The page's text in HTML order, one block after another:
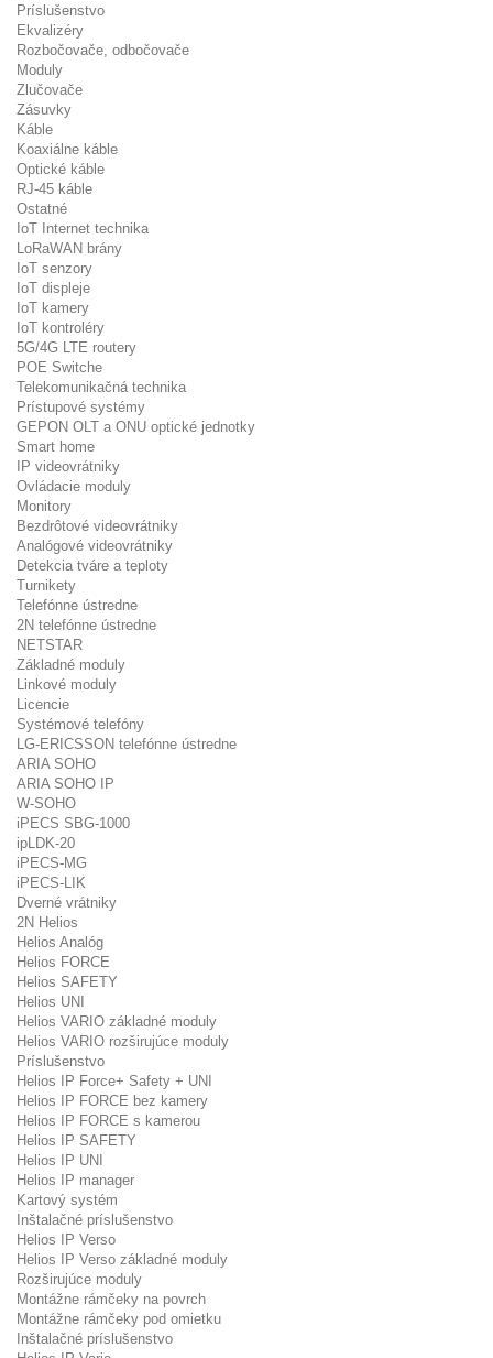
Príslušenstvo
Ekvalizéry
Rozbočovače, odbočovače
Moduly
Zlučovače
Zásuvky
Káble
Koaxiálne káble
Optické káble
RJ-45 káble
Ostatné
IoT Internet technika
LoRaWAN brány
IoT senzory
IoT displeje
IoT kamery
IoT kontroléry
5G/4G LTE routery
POE Switche
Telekomunikačná technika
Prístupové systémy
GEPON OLT a ONU optické jednotky
Smart home
IP videovrátniky
Ovládacie moduly
Monitory
Bezdrôtové videovrátniky
Analógové videovrátniky
Detekcia tváre a teploty
Turnikety
Telefónne ústredne
2N telefónne ústredne
NETSTAR
Základné moduly
Linkové moduly
Licencie
Systémové telefóny
LG-ERICSSON telefónne ústredne
ARIA SOHO
ARIA SOHO IP
W-SOHO
iPECS SBG-1000
ipLDK-20
iPECS-MG
iPECS-LIK
Dverné vrátniky
2N Helios
Helios Analóg
Helios FORCE
Helios SAFETY
Helios UNI
Helios VARIO základné moduly
Helios VARIO rozširujúce moduly
Príslušenstvo
Helios IP Force+ Safety + UNI
Helios IP FORCE bez kamery
Helios IP FORCE s kamerou
Helios IP SAFETY
Helios IP UNI
Helios IP manager
Kartový systém
Inštalačné príslušenstvo
Helios IP Verso
Helios IP Verso základné moduly
Rozširujúce moduly
Montážne rámčeky na povrch
Montážne rámčeky pod omietku
Inštalačné príslušenstvo